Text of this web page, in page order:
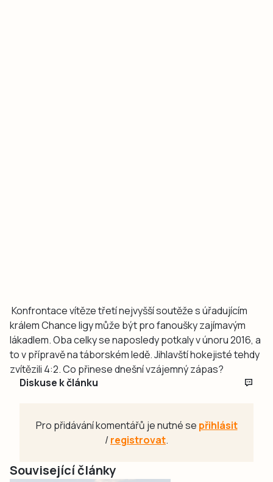
Konfrontace vítěze třetí nejvyšší soutěže s úřadujícím
králem Chance ligy může být pro fanoušky zajímavým
lákadlem. Oba celky se naposledy potkaly v únoru 2016, a
to v přípravě na táborském ledě. Jihlavští hokejisté tehdy
zvítězili 4:2. Co přinese dnešní vzájemný zápas?
Diskuse k článku
Pro přidávání komentářů je nutné se přihlásit
/registrovat.
Související články